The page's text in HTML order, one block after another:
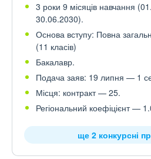
3 роки 9 місяців навчання
30.06.2030).
Основа вступу: Повна
(11 класів)
Бакалавр.
Подача заяв: 19 липня — 1
Місця: контракт — 25.
Регіональний коефіцієнт —
ще 2 конкурсні